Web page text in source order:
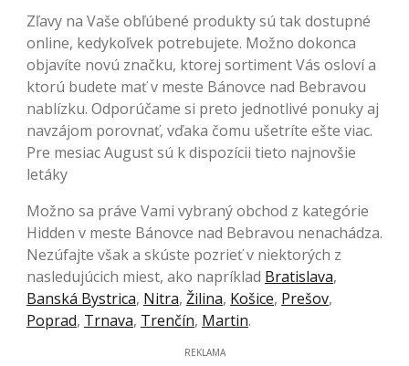
Zľavy na Vaše obľúbené produkty sú tak dostupné
online, kedykoľvek potrebujete. Možno dokonca
objavíte novú značku, ktorej sortiment Vás osloví a
ktorú budete mať v meste Bánovce nad Bebravou
nablízku. Odporúčame si preto jednotlivé ponuky aj
navzájom porovnať, vďaka čomu ušetríte ešte viac.
Pre mesiac August sú k dispozícii tieto najnovšie
letáky
Možno sa práve Vami vybraný obchod z kategórie
Hidden v meste Bánovce nad Bebravou nenachádza.
Nezúfajte však a skúste pozrieť v niektorých z
nasledujúcich miest, ako napríklad Bratislava,
Banská Bystrica, Nitra, Žilina, Košice, Prešov,
Poprad, Trnava, Trenčín, Martin.
REKLAMA